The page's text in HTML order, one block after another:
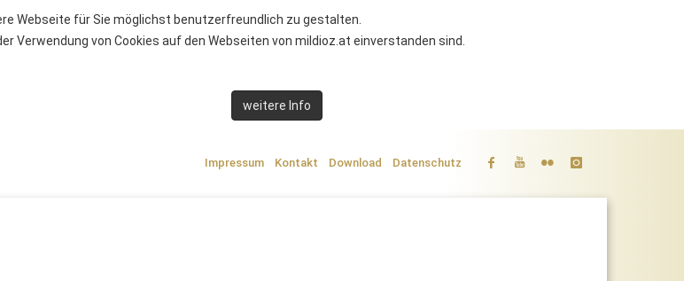
Webseite für Sie möglichst benutzerfreundlich zu gestalten.
Verwendung von Cookies auf den Webseiten von mildioz.at einverstanden sind.
weitere Info
Impressum Kontakt Download Datenschutz